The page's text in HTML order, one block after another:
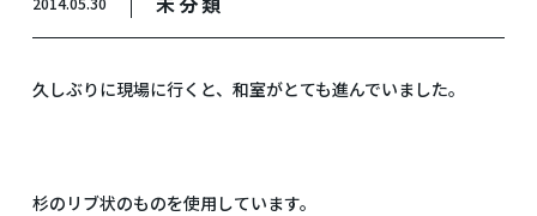
久しぶりに現場に行くと、和室がとても進んでいました。
杉のリブ状のものを使用しています。